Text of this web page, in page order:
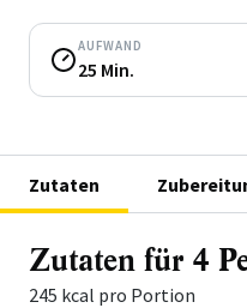
AUFWAND
25 Min.
Zutaten
Zutaten für 4
245 kcal pro Portion